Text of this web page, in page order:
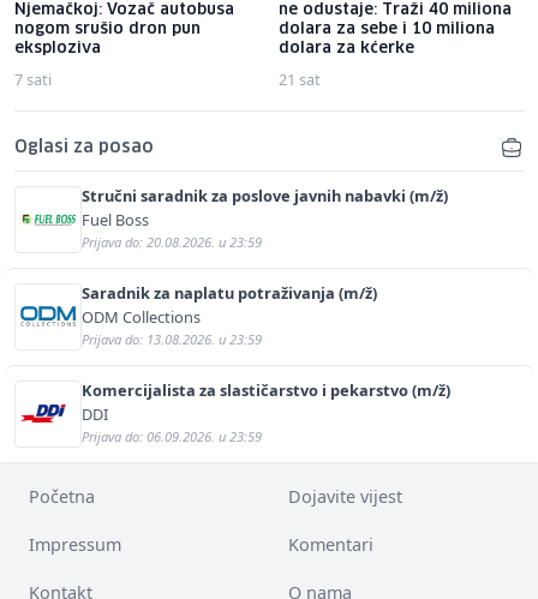
Njemačkoj: Vozač autobusa
nogom srušio dron pun
eksploziva
7 sati
ne odustaje: Traži 40 miliona
dolara za sebe i 10 miliona
dolara za kćerke
21 sat
Oglasi za posao
Stručni saradnik za poslove javnih nabavki (m/ž)
Fuel Boss
Prijava do: 20.08.2026. u 23:59
Saradnik za naplatu potraživanja (m/ž)
ODM Collections
Prijava do: 13.08.2026. u 23:59
Komercijalista za slastičarstvo i pekarstvo (m/ž)
DDI
Prijava do: 06.09.2026. u 23:59
Početna Dojavite vijest
Impressum Komentari
Kontakt O nama